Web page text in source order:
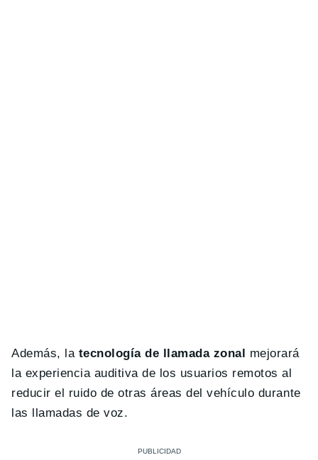
Además, la tecnología de llamada zonal mejorará
la experiencia auditiva de los usuarios remotos al
reducir el ruido de otras áreas del vehículo durante
las llamadas de voz.